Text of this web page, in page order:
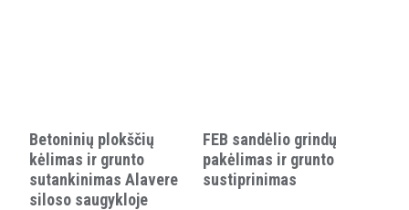
Betoninių plokščių
kėlimas ir grunto
sutankinimas Alavere
siloso saugykloje
FEB sandėlio grindų
pakėlimas ir grunto
sustiprinimas